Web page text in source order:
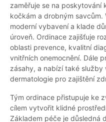
zaměřuje se na poskytování
kočkám a drobným
moderní vybavení a klade
úroveň. Ordinace zajišťuje
oblasti prevence, kvalitní
vnitřních onemocnění. Dále
zásahy, a nabízí také služby
dermatologie pro zajištění
Tým ordinace přistupuje ke
cílem vytvořit klidné
Základem péče je důsledná